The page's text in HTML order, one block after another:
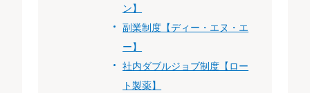
ン】
副業制度【ディー・エヌ・エ
ー】
社内ダブルジョブ制度【ロー
ト製薬】